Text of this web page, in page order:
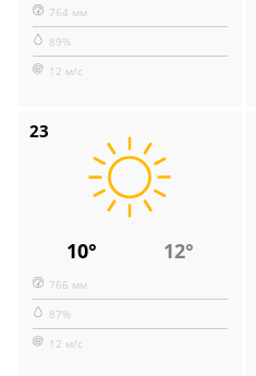
764 мм
89%
12 м/с
23
10° 12°
766 мм
87%
12 м/с